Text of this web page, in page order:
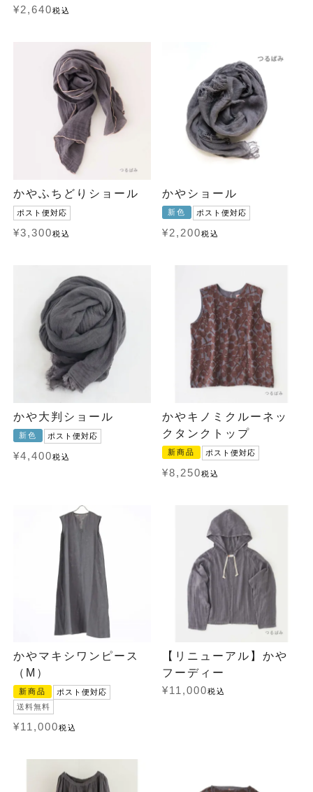
¥2,640税込
かやふちどりショール
ポスト便対応
¥3,300税込
かやショール
新色 ポスト便対応
¥2,200税込
かや大判ショール
新色 ポスト便対応
¥4,400税込
かやキノミクルーネッ
クタンクトップ
新商品 ポスト便対応
¥8,250税込
かやマキシワンピース
（M）
新商品
ポスト便対応
送料無料
¥11,000税込
【リニューアル】かや
フーディー
¥11,000税込